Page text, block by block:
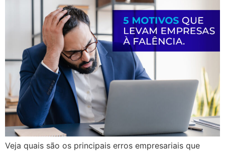
Veja quais são os principais erros empresariais que